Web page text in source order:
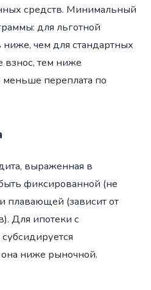
средств. Минимальный
для льготной
чем для стандартных
взнос, тем ниже
переплата по
выраженная в
фиксированной (не
плавающей (зависит от
Для ипотеки с
она ниже рыночной.